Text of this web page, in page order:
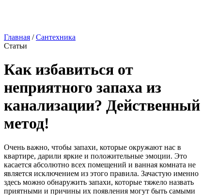
Главная /Сантехника
Статьи
Как избавиться от
неприятного запаха из
канализации? Действенный
метод!
Очень важно, чтобы запахи, которые окружают нас в
квартире, дарили яркие и положительные эмоции. Это
касается абсолютно всех помещений и ванная комната не
является исключением из этого правила. Зачастую именно
здесь можно обнаружить запахи, которые тяжело назвать
приятными и причины их появления могут быть самыми